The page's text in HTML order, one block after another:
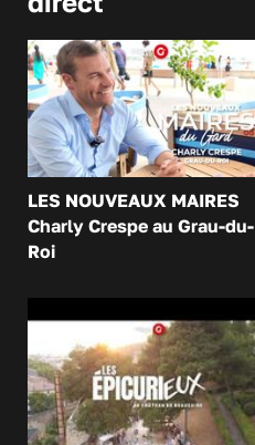
LES NOUVEAUX MAIRES
Charly Crespe au Grau-du-
Roi